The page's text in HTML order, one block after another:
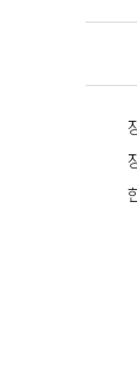
○
※
○